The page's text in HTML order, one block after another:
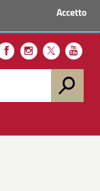
Accetto